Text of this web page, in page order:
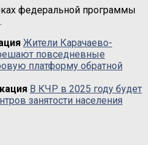
федеральной программы
Жители Карачаево-
повседневные
платформу обратной
В КЧР в 2025 году будет
занятости населения